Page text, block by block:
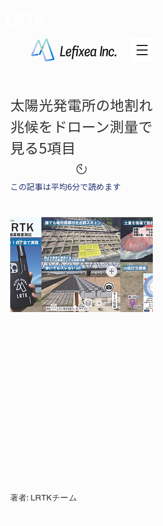
太陽光発電所の地割れ
兆候をドローン測量で
見る5項目
この記事は平均6分で読めます
著者: LRTKチーム